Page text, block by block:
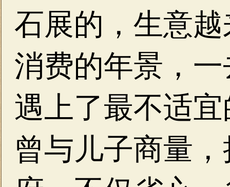
石展的，生意
消费的年景，
遇上了最不适
曾与儿子商量